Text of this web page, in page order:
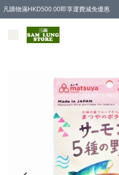
凡購物滿HKD500.00即享運費減免優惠